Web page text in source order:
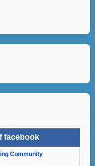
facebook
Community